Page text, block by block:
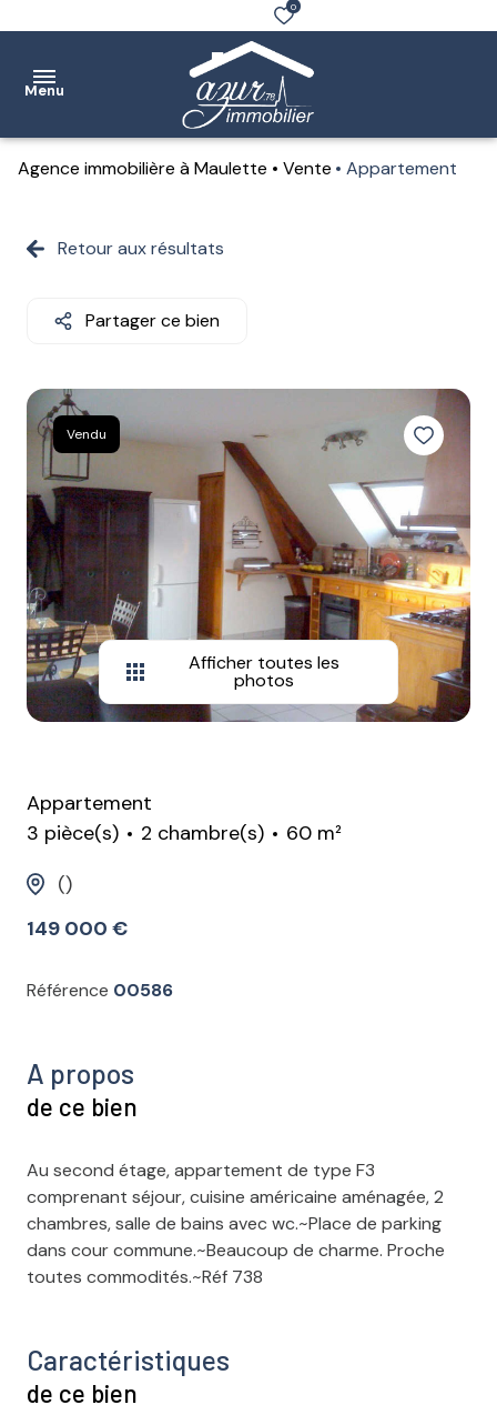
0
Menu
Ventes
Notre
Estimation
Contact
Agence immobilière à Maulette Vente Appartement
Retour aux résultats
Partager ce bien
Vendu
Afficher toutes les
photos
Appartement
3 pièce(s)
2 chambre(s)
60 m²
()
149 000 €
Référence 00586
A propos
de ce bien
Au second étage, appartement de type F3
comprenant séjour, cuisine américaine aménagée, 2
chambres, salle de bains avec wc.~Place de parking
dans cour commune.~Beaucoup de charme. Proche
toutes commodités.~Réf 738
Caractéristiques
de ce bien